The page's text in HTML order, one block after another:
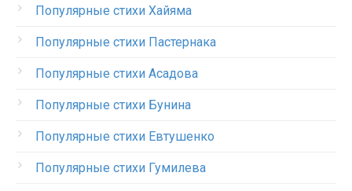
Популярные стихи Хайяма
Популярные стихи Пастернака
Популярные стихи Асадова
Популярные стихи Бунина
Популярные стихи Евтушенко
Популярные стихи Гумилева